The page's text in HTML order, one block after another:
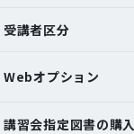
受講者区分
Webオプション
講習会指定図書の購入